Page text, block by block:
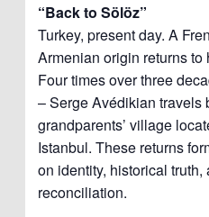
“Back to Sölöz”
Turkey, present day. A
Armenian origin returns to
Four times over three
– Serge Avédikian travels
grandparents’ village
Istanbul. These returns
on identity, historical
reconciliation.